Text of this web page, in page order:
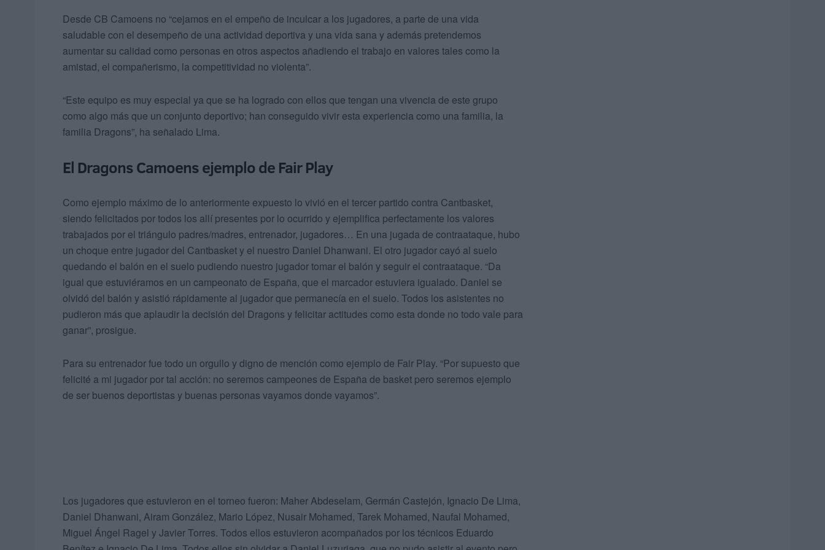
Desde CB Camoens no “cejamos en el empeño de inculcar a los jugadores, a parte de una vida
saludable con el desempeño de una actividad deportiva y una vida sana y además pretendemos
aumentar su calidad como personas en otros aspectos añadiendo el trabajo en valores tales como la
amistad, el compañerismo, la competitividad no violenta”.
“Este equipo es muy especial ya que se ha logrado con ellos que tengan una vivencia de este grupo
como algo más que un conjunto deportivo; han conseguido vivir esta experiencia como una familia, la
familia Dragons”, ha señalado Lima.
El Dragons Camoens ejemplo de Fair Play
Como ejemplo máximo de lo anteriormente expuesto lo vivió en el tercer partido contra Cantbasket,
siendo felicitados por todos los allí presentes por lo ocurrido y ejemplifica perfectamente los valores
trabajados por el triángulo padres/madres, entrenador, jugadores… En una jugada de contraataque, hubo
un choque entre jugador del Cantbasket y el nuestro Daniel Dhanwani. El otro jugador cayó al suelo
quedando el balón en el suelo pudiendo nuestro jugador tomar el balón y seguir el contraataque. “Da
igual que estuviéramos en un campeonato de España, que el marcador estuviera igualado. Daniel se
olvidó del balón y asistió rápidamente al jugador que permanecía en el suelo. Todos los asistentes no
pudieron más que aplaudir la decisión del Dragons y felicitar actitudes como esta donde no todo vale para
ganar”, prosigue.
Para su entrenador fue todo un orgullo y digno de mención como ejemplo de Fair Play. “Por supuesto que
felicité a mi jugador por tal acción: no seremos campeones de España de basket pero seremos ejemplo
de ser buenos deportistas y buenas personas vayamos donde vayamos”.
Los jugadores que estuvieron en el torneo fueron: Maher Abdeselam, Germán Castejón, Ignacio De Lima,
Daniel Dhanwani, Airam González, Mario López, Nusair Mohamed, Tarek Mohamed, Naufal Mohamed,
Miguel Ángel Ragel y Javier Torres. Todos ellos estuvieron acompañados por los técnicos Eduardo